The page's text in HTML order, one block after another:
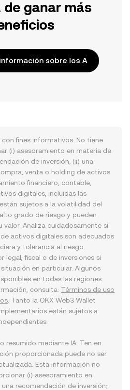
de ganar más
sobre los A
fines informativos. No tiene
(i) asesoramiento en materia de
de inversión; (ii) una
venta o holding de activos
financiero, contable,
digitales, incluidas las
sujetos a la volatilidad del
grado de riesgo y pueden
valor. Analiza cuidadosamente si
activos digitales son adecuados
y tolerancia al riesgo.
legal, fiscal o de inversiones si
en particular. Algunos
en todas las regiones.
consulta: Términos de uso
. Tanto la OKX Web3 Wallet
están sujetos a
resumido mediante IA. Ten en
proporcionada puede no ser
Esta información no
(i) asesoramiento en
recomendación de inversión;